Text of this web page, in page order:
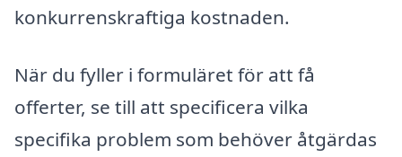
konkurrenskraftiga kostnaden.
När du fyller i formuläret för att få
offerter, se till att specificera vilka
specifika problem som behöver åtgärdas